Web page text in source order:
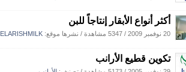
أكثر أنواع الأبقار إنتاجاً للبن
20 نوفمبر 2009 / 5347 مشاهدة / نشرها موقع: ELARISHMILK
تكوين قطيع الأرانب